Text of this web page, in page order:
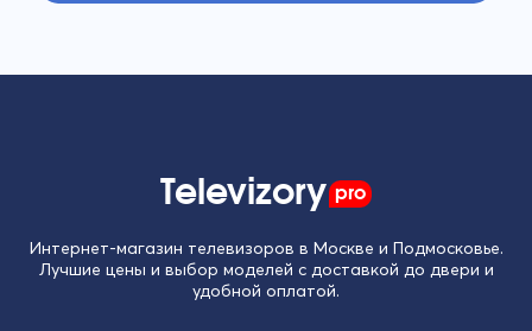
Televizory pro
Интернет-магазин телевизоров в Москве и Подмосковье.
Лучшие цены и выбор моделей с доставкой до двери и
удобной оплатой.